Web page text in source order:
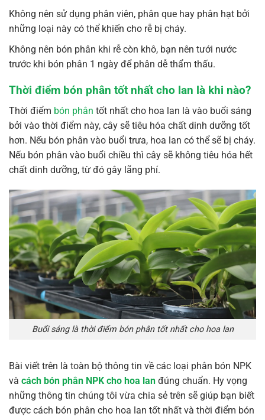
Không nên sử dụng phân viên, phân que hay phân hạt bởi
những loại này có thể khiến cho rễ bị cháy.
Không nên bón phân khi rễ còn khô, bạn nên tưới nước
trước khi bón phân 1 ngày để phân dễ thẩm thấu.
Thời điểm bón phân tốt nhất cho lan là khi nào?
Thời điểm bón phân tốt nhất cho hoa lan là vào buổi sáng
bởi vào thời điểm này, cây sẽ tiêu hóa chất dinh dưỡng tốt
hơn. Nếu bón phân vào buổi trưa, hoa lan có thể sẽ bị cháy.
Nếu bón phân vào buổi chiều thì cây sẽ không tiêu hóa hết
chất dinh dưỡng, từ đó gây lãng phí.
Buổi sáng là thời điểm bón phân tốt nhất cho hoa lan
Bài viết trên là toàn bộ thông tin về các loại phân bón NPK
và cách bón phân NPK cho hoa lan đúng chuẩn. Hy vọng
những thông tin chúng tôi vừa chia sẻ trên sẽ giúp bạn biết
được cách bón phân cho hoa lan tốt nhất và thời điểm bón